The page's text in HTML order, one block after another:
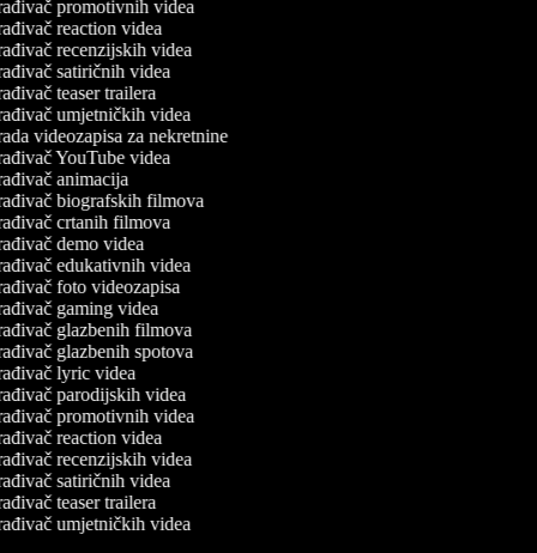
promotivnih videa
reaction videa
recenzijskih videa
satiričnih videa
teaser trailera
umjetničkih videa
videozapisa za nekretnine
YouTube videa
animacija
biografskih filmova
crtanih filmova
demo videa
edukativnih videa
foto videozapisa
gaming videa
glazbenih filmova
glazbenih spotova
lyric videa
parodijskih videa
promotivnih videa
reaction videa
recenzijskih videa
satiričnih videa
teaser trailera
umjetničkih videa